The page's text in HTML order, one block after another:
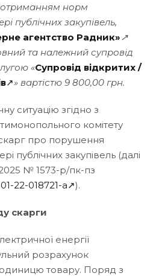
норм
публічних закупівель,
агентство Радник»↗
та належний супровід
«Супровід відкритих /
↗» вартістю 9 800,00 грн.
ситуацію згідно з
комітету
про порушення
публічних закупівель (далі
№ 1573-р/пк-пз
22-018721-a↗).
скарги
енергії
розрахунок
товару. Поряд з